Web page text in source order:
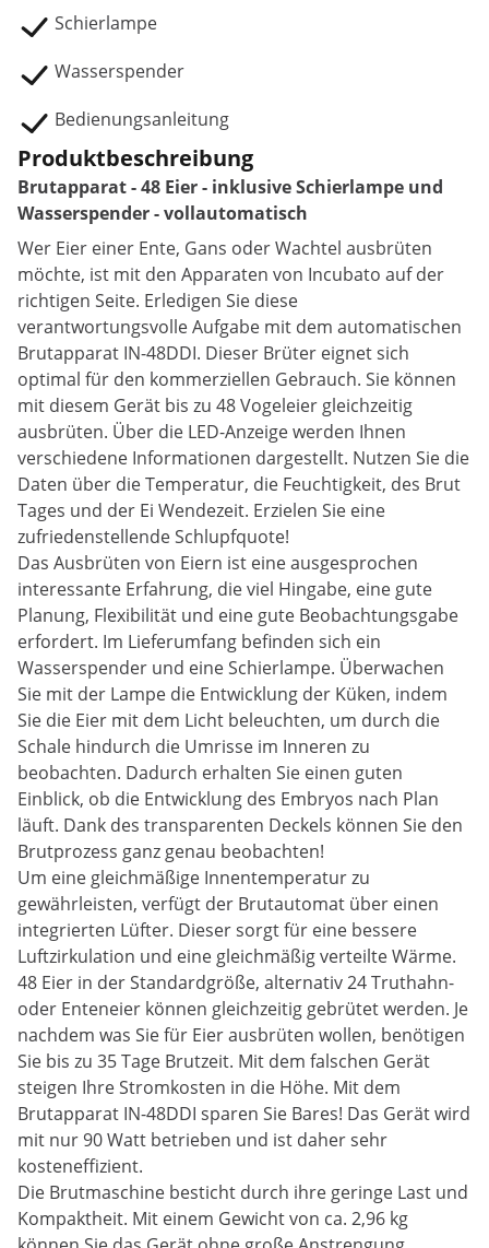
Schierlampe
Wasserspender
Bedienungsanleitung
Produktbeschreibung
Brutapparat - 48 Eier - inklusive Schierlampe und
Wasserspender - vollautomatisch
Wer Eier einer Ente, Gans oder Wachtel ausbrüten
möchte, ist mit den Apparaten von Incubato auf der
richtigen Seite. Erledigen Sie diese
verantwortungsvolle Aufgabe mit dem automatischen
Brutapparat IN-48DDI. Dieser Brüter eignet sich
optimal für den kommerziellen Gebrauch. Sie können
mit diesem Gerät bis zu 48 Vogeleier gleichzeitig
ausbrüten. Über die LED-Anzeige werden Ihnen
verschiedene Informationen dargestellt. Nutzen Sie die
Daten über die Temperatur, die Feuchtigkeit, des Brut
Tages und der Ei Wendezeit. Erzielen Sie eine
zufriedenstellende Schlupfquote!
Das Ausbrüten von Eiern ist eine ausgesprochen
interessante Erfahrung, die viel Hingabe, eine gute
Planung, Flexibilität und eine gute Beobachtungsgabe
erfordert. Im Lieferumfang befinden sich ein
Wasserspender und eine Schierlampe. Überwachen
Sie mit der Lampe die Entwicklung der Küken, indem
Sie die Eier mit dem Licht beleuchten, um durch die
Schale hindurch die Umrisse im Inneren zu
beobachten. Dadurch erhalten Sie einen guten
Einblick, ob die Entwicklung des Embryos nach Plan
läuft. Dank des transparenten Deckels können Sie den
Brutprozess ganz genau beobachten!
Um eine gleichmäßige Innentemperatur zu
gewährleisten, verfügt der Brutautomat über einen
integrierten Lüfter. Dieser sorgt für eine bessere
Luftzirkulation und eine gleichmäßig verteilte Wärme.
48 Eier in der Standardgröße, alternativ 24 Truthahn-
oder Enteneier können gleichzeitig gebrütet werden. Je
nachdem was Sie für Eier ausbrüten wollen, benötigen
Sie bis zu 35 Tage Brutzeit. Mit dem falschen Gerät
steigen Ihre Stromkosten in die Höhe. Mit dem
Brutapparat IN-48DDI sparen Sie Bares! Das Gerät wird
mit nur 90 Watt betrieben und ist daher sehr
kosteneffizient.
Die Brutmaschine besticht durch ihre geringe Last und
Kompaktheit. Mit einem Gewicht von ca. 2,96 kg